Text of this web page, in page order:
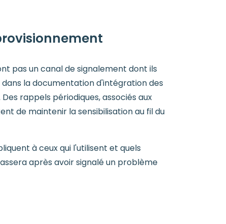
pas un canal de signalement dont ils
la documentation d'intégration des
rappels périodiques, associés aux
de maintenir la sensibilisation au fil du
à ceux qui l'utilisent et quels
après avoir signalé un problème